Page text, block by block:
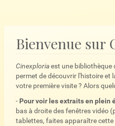
Bienvenue sur
Cinexploriaest une bibliothèque
permet de découvrir l'histoire et
votre première visite ? Alors
- Pour voir les extraits en plein
bas à droite des fenêtres vidéo
tablettes, faites apparaître cette